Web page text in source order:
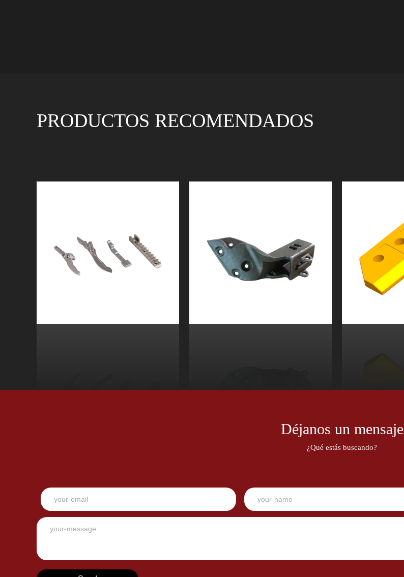
PRODUCTOS RECOMENDADOS
Déjanos un mensaje
¿Qué estás buscando?